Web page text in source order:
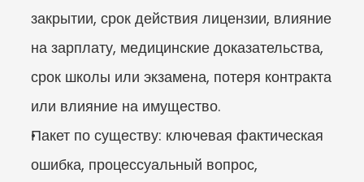
закрытии, срок действия лицензии, влияние
на зарплату, медицинские доказательства,
срок школы или экзамена, потеря контракта
или влияние на имущество.
Пакет по существу: ключевая фактическая
ошибка, процессуальный вопрос,